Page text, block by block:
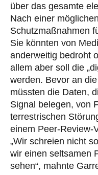
über das gesamte
Nach einer
Schutzmaßnahmen
Sie könnten von
anderweitig bedroht
allem aber soll die
werden. Bevor an
müssten die Daten,
Signal belegen, von
terrestrischen
einem Peer-Review-
„Wir schreien nicht
wir einen seltsamen
sehen“, mahnte